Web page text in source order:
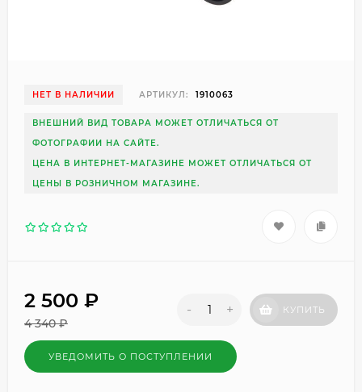
НЕТ В НАЛИЧИИ АРТИКУЛ: 1910063
ВНЕШНИЙ ВИД ТОВАРА МОЖЕТ ОТЛИЧАТЬСЯ ОТ
ФОТОГРАФИИ НА САЙТЕ.
ЦЕНА В ИНТЕРНЕТ-МАГАЗИНЕ МОЖЕТ ОТЛИЧАТЬСЯ ОТ
ЦЕНЫ В РОЗНИЧНОМ МАГАЗИНЕ.
2 500 ₽
4 340₽
- + КУПИТЬ
УВЕДОМИТЬ О ПОСТУПЛЕНИИ